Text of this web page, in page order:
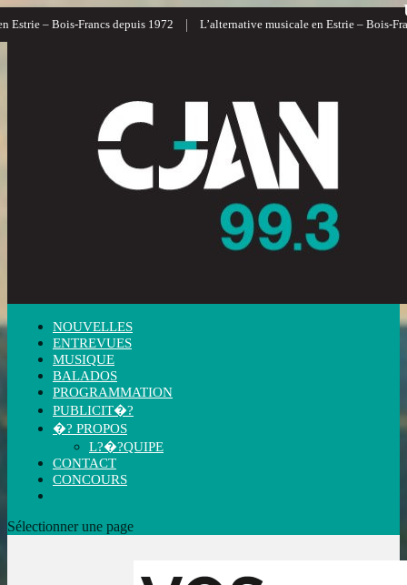
depuis 1972 | L’alternative musicale en Estrie – Bois-Francs |
NOUVELLES
ENTREVUES
MUSIQUE
BALADOS
PROGRAMMATION
PUBLICIT�?
�? PROPOS
L?�?QUIPE
CONTACT
CONCOURS
Sélectionner une page